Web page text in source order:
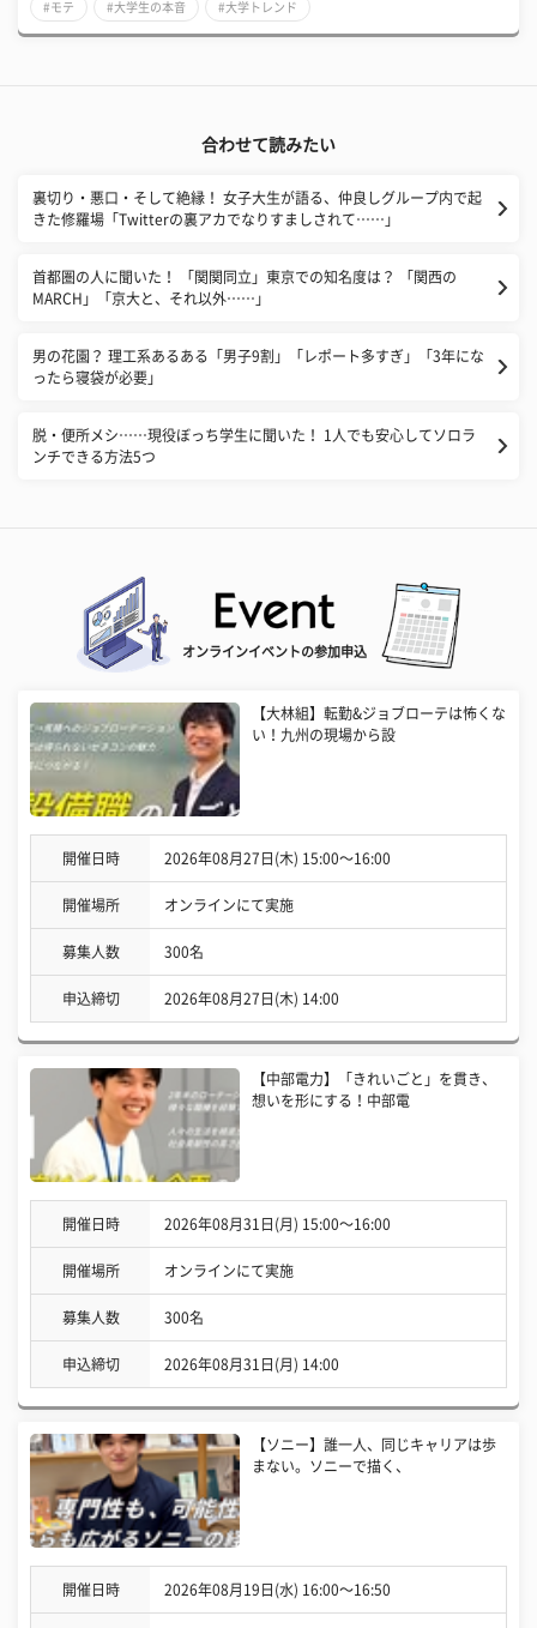
#モテ #大学生の本音 #大学トレンド
合わせて読みたい
裏切り・悪口・そして絶縁！ 女子大生が語る、仲良しグループ内で起
きた修羅場「Twitterの裏アカでなりすましされて……」
首都圏の人に聞いた！ 「関関同立」東京での知名度は？ 「関西の
MARCH」「京大と、それ以外……」
男の花園？ 理工系あるある「男子9割」「レポート多すぎ」「3年にな
ったら寝袋が必要」
脱・便所メシ……現役ぼっち学生に聞いた！ 1人でも安心してソロラ
ンチできる方法5つ
オンラインイベントの参加申込
【大林組】転勤&ジョブローテは怖くな
い！九州の現場から設
開催日時 2026年08月27日(木) 15:00〜16:00
開催場所 オンラインにて実施
募集人数 300名
申込締切 2026年08月27日(木) 14:00
【中部電力】「きれいごと」を貫き、
想いを形にする！中部電
開催日時 2026年08月31日(月) 15:00〜16:00
開催場所 オンラインにて実施
募集人数 300名
申込締切 2026年08月31日(月) 14:00
【ソニー】誰一人、同じキャリアは歩
まない。ソニーで描く、
開催日時 2026年08月19日(水) 16:00〜16:50